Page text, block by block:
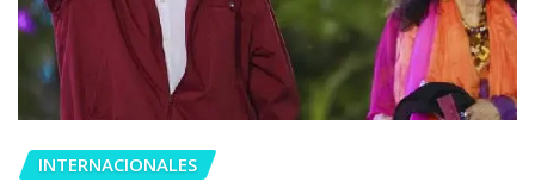
INTERNACIONALES